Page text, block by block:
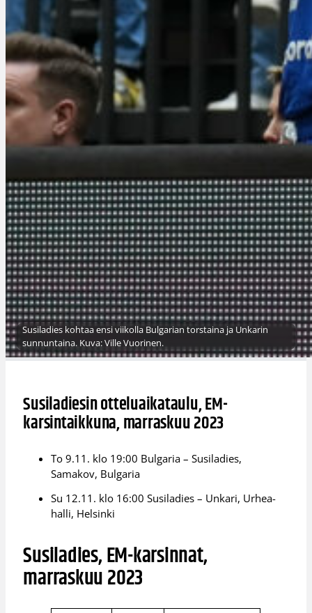
Susiladies kohtaa ensi viikolla Bulgarian torstaina ja Unkarin
sunnuntaina. Kuva: Ville Vuorinen.
Susiladiesin otteluaikataulu, EM-
karsintaikkuna, marraskuu 2023
To 9.11. klo 19:00 Bulgaria – Susiladies,
Samakov, Bulgaria
Su 12.11. klo 16:00 Susiladies – Unkari, Urhea-
halli, Helsinki
Susiladies, EM-karsinnat,
marraskuu 2023